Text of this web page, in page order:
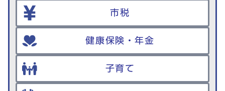
市税
健康保険・年金
子育て